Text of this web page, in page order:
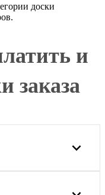
доски
и
заказа